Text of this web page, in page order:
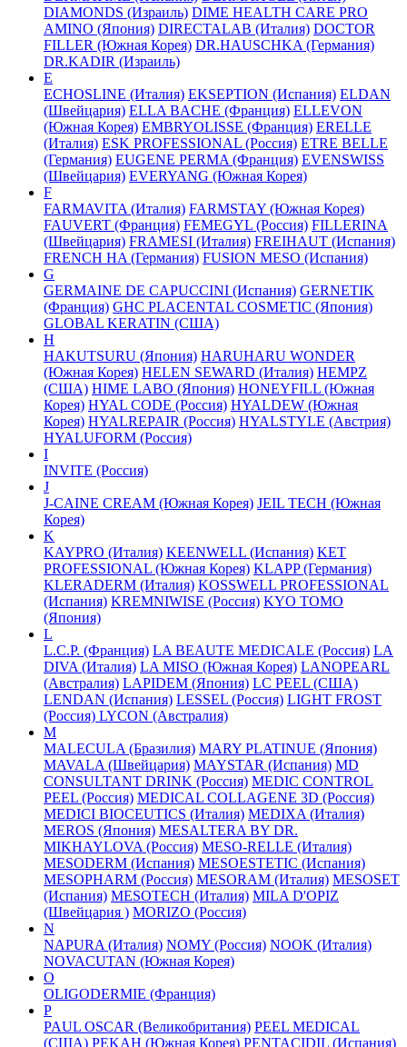
DIAMONDS (Израиль) DIME HEALTH CARE PRO
AMINO (Япония) DIRECTALAB (Италия) DOCTOR
FILLER (Южная Корея) DR.HAUSCHKA (Германия)
DR.KADIR (Израиль)
E
ECHOSLINE (Италия) EKSEPTION (Испания) ELDAN
(Швейцария) ELLA BACHE (Франция) ELLEVON
(Южная Корея) EMBRYOLISSE (Франция) ERELLE
(Италия) ESK PROFESSIONAL (Россия) ETRE BELLE
(Германия) EUGENE PERMA (Франция) EVENSWISS
(Швейцария) EVERYANG (Южная Корея)
F
FARMAVITA (Италия) FARMSTAY (Южная Корея)
FAUVERT (Франция) FEMEGYL (Россия) FILLERINA
(Швейцария) FRAMESI (Италия) FREIHAUT (Испания)
FRENCH HA (Германия) FUSION MESO (Испания)
G
GERMAINE DE CAPUCCINI (Испания) GERNETIK
(Франция) GHC PLACENTAL COSMETIC (Япония)
GLOBAL KERATIN (США)
H
HAKUTSURU (Япония) HARUHARU WONDER
(Южная Корея) HELEN SEWARD (Италия) HEMPZ
(США) HIME LABO (Япония) HONEYFILL (Южная
Корея) HYAL CODE (Россия) HYALDEW (Южная
Корея) HYALREPAIR (Россия) HYALSTYLE (Австрия)
HYALUFORM (Россия)
I
INVITE (Россия)
J
J-CAINE CREAM (Южная Корея) JEIL TECH (Южная
Корея)
K
KAYPRO (Италия) KEENWELL (Испания) KET
PROFESSIONAL (Южная Корея) KLAPP (Германия)
KLERADERM (Италия) KOSSWELL PROFESSIONAL
(Испания) KREMNIWISE (Россия) KYO TOMO
(Япония)
L
L.C.P. (Франция) LA BEAUTE MEDICALE (Россия) LA
DIVA (Италия) LA MISO (Южная Корея) LANOPEARL
(Австралия) LAPIDEM (Япония) LC PEEL (США)
LENDAN (Испания) LESSEL (Россия) LIGHT FROST
(Россия) LYCON (Австралия)
M
MALECULA (Бразилия) MARY PLATINUE (Япония)
MAVALA (Швейцария) MAYSTAR (Испания) MD
CONSULTANT DRINK (Россия) MEDIC CONTROL
PEEL (Россия) MEDICAL COLLAGENE 3D (Россия)
MEDICI BIOCEUTICS (Италия) MEDIXA (Италия)
MEROS (Япония) MESALTERA BY DR.
MIKHAYLOVA (Россия) MESO-RELLE (Италия)
MESODERM (Испания) MESOESTETIC (Испания)
MESOPHARM (Россия) MESORAM (Италия) MESOSET
(Испания) MESOTECH (Италия) MILA D'OPIZ
(Швейцария ) MORIZO (Россия)
N
NAPURA (Италия) NOMY (Россия) NOOK (Италия)
NOVACUTAN (Южная Корея)
O
OLIGODERMIE (Франция)
P
PAUL OSCAR (Великобритания) PEEL MEDICAL
(США) PEKAH (Южная Корея) PENTACIDIL (Испания)